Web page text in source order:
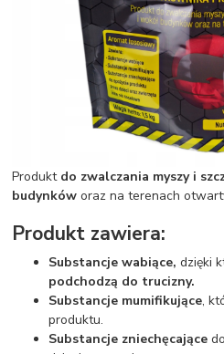
Produkt do zwalczania myszy i
budynków oraz na terenach
Produkt zawiera:
Substancje wabiące,dzięki
podchodzą do trucizny.
Substancje mumifikujące,
produktu.
Substancje zniechęcające